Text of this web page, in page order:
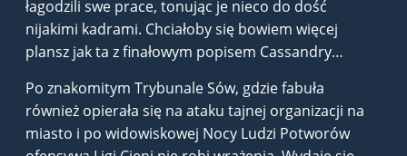
łagodzili swe prace, tonując je nieco do dość
nijakimi kadrami. Chciałoby się bowiem więcej
plansz jak ta z finałowym popisem Cassandry…
Po znakomitym Trybunale Sów, gdzie fabuła
również opierała się na ataku tajnej organizacji na
miasto i po widowiskowej Nocy Ludzi Potworów